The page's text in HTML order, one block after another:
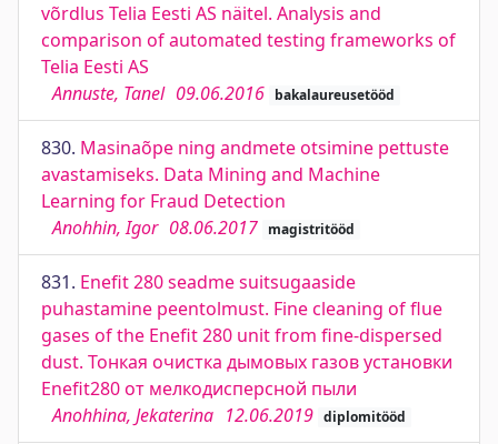
võrdlus Telia Eesti AS näitel. Analysis and
comparison of automated testing frameworks of
Telia Eesti AS
Annuste, Tanel 09.06.2016 bakalaureusetööd
830. Masinaõpe ning andmete otsimine pettuste
avastamiseks. Data Mining and Machine
Learning for Fraud Detection
Anohhin, Igor 08.06.2017 magistritööd
831. Enefit 280 seadme suitsugaaside
puhastamine peentolmust. Fine cleaning of flue
gases of the Enefit 280 unit from fine-dispersed
dust. Тонкая очистка дымовых газов установки
Enefit280 от мелкодисперсной пыли
Anohhina, Jekaterina 12.06.2019 diplomitööd